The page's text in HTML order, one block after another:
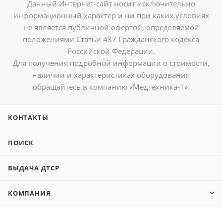
Данный Интернет-сайт носит исключительно
информационный характер и ни при каких условиях
не является публичной офертой, определяемой
положениями Статьи 437 Гражданского кодекса
Российской Федерации.
Для получения подробной информации о стоимости,
наличии и характеристиках оборудования
обращайтесь в компанию «Медтехника-1».
КОНТАКТЫ
ПОИСК
ВЫДАЧА ДТСР
КОМПАНИЯ